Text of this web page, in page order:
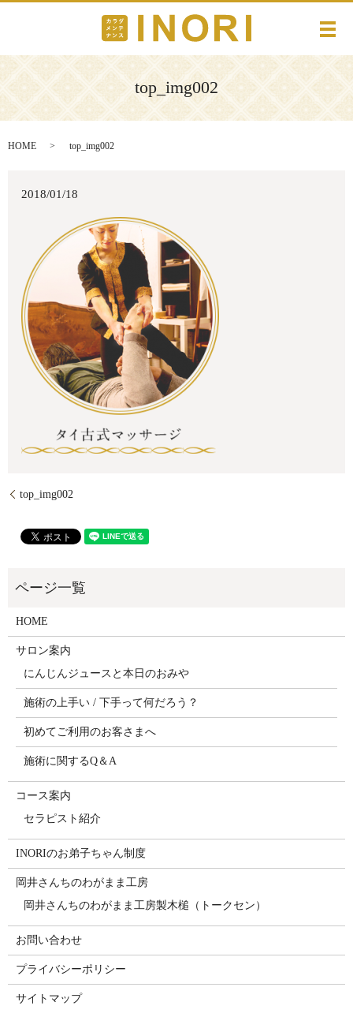
メ
top_img002
HOME top_img002
2018/01/18
top_img002
HOME
サロン案内
にんじんジュースと本日のおみや
施術の上手い / 下手って何だろう？
初めてご利用のお客さまへ
施術に関するQ＆A
コース案内
セラピスト紹介
INORIのお弟子ちゃん制度
岡井さんちのわがまま工房
岡井さんちのわがまま工房製木槌（トークセン）
お問い合わせ
プライバシーポリシー
サイトマップ